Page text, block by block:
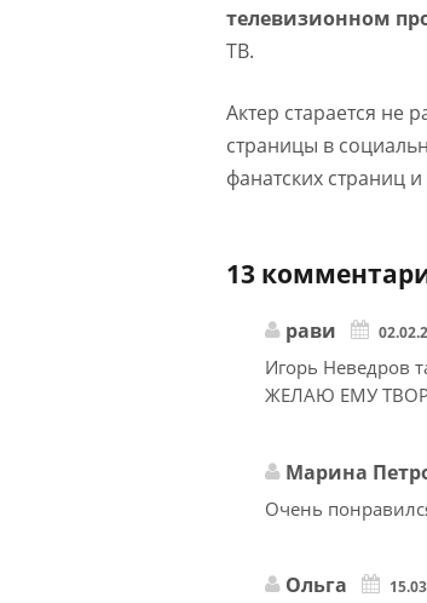
телевизионном
ТВ.
Актер старается не
страницы в
фанатских страниц
13
рави
Игорь Неведров
ЖЕЛАЮ ЕМУ
Марина
Очень
Ольга